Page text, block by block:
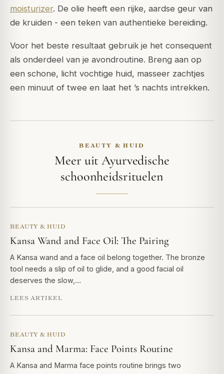
moisturizer. De olie heeft een rijke, aardse geur van
de kruiden - een teken van authentieke bereiding.
Voor het beste resultaat gebruik je het consequent
als onderdeel van je avondroutine. Breng aan op
een schone, licht vochtige huid, masseer zachtjes
een minuut of twee en laat het ’s nachts intrekken.
BEAUTY & HUID
Meer uit Ayurvedische
schoonheidsrituelen
BEAUTY & HUID
Kansa Wand and Face Oil: The Pairing
A Kansa wand and a face oil belong together. The bronze
tool needs a slip of oil to glide, and a good facial oil
deserves the slow,…
LEES ARTIKEL
BEAUTY & HUID
Kansa and Marma: Face Points Routine
A Kansa and Marma face points routine brings two